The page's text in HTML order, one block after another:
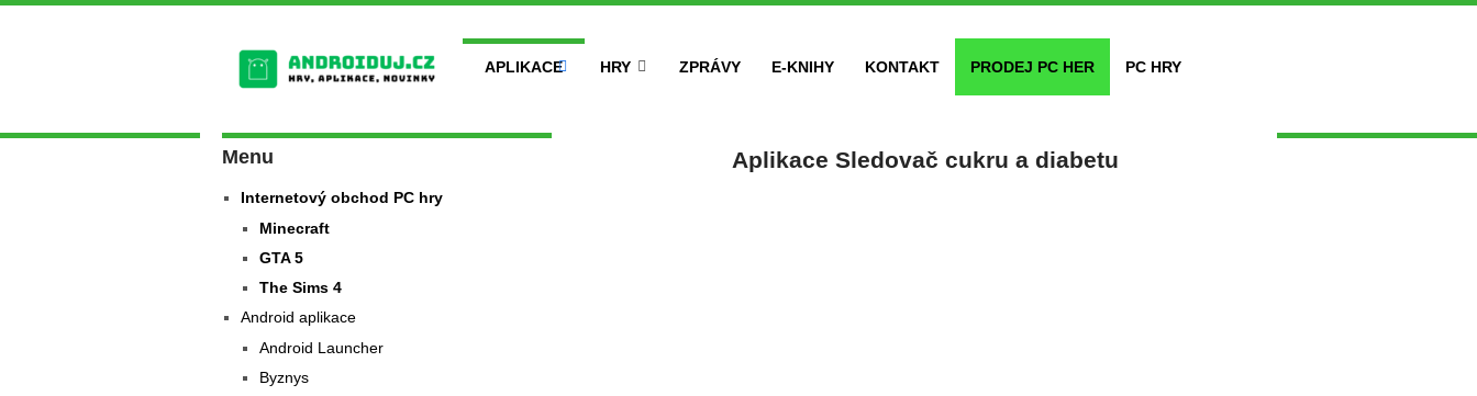
APLIKACE HRY ZPRÁVY E-KNIHY KONTAKT PRODEJ PC HER PC HRY
Aplikace Sledovač cukru a diabetu
Menu
Internetový obchod PC hry
Minecraft
GTA 5
The Sims 4
Android aplikace
Android Launcher
Byznys